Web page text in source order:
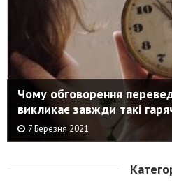
Чому обговорення
викликає завжди такі
7 Березня 2021